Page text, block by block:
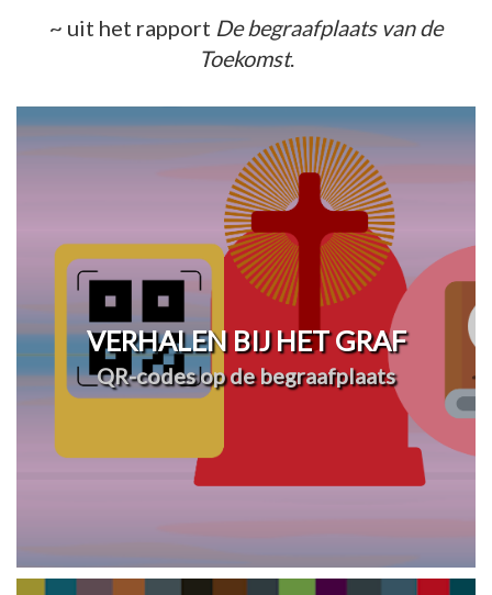
~ uit het rapport De begraafplaats van de
Toekomst.
VERHALEN BIJ HET GRAF
QR-codes op de begraafplaats